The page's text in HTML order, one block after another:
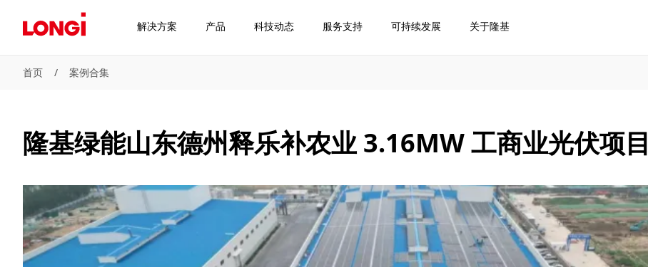
解决方案 产品 科技动态 服务支持 可持续发展 关于隆基
首页 / 案例合集
隆基绿能山东德州释乐补农业 3.16MW 工商业光伏项目